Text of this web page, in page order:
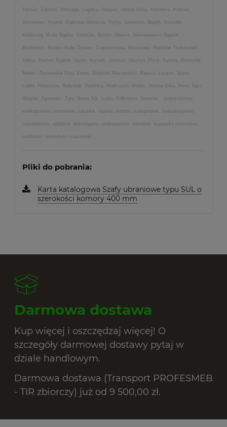
Tarnów, Zamość, Wrocław, Legnica, Głogów, Jelenia Góra, Katowice, Kraków,
Sosnowiec, Rybnik, Dąbrowa Górnicza, Tychy, Jaworzno, Słupsk, Koszalin,
Kołobrzeg, Ruda Śląska, Chorzów, Bytom, Gliwice, Siemianowice Śląskie,
Mysłowice, Bielsko Biała, Żywiec, Częstochowa, Warszawa, Piotrków Trybunalski,
Kielce, Radom, Rybnik, Opole, Poznań, Gdańsk, Olsztyn, Płock, Tarnów, Rzeszów,
Mielec, Tarnowskie Góry, Konin, Grodzisk Mazowiecki, Rawicz, Leszno, Sopot,
Lublin, Piaseczno, Białystok, Świdnica, Wałbrzych, Mielec, Jelenia Góra, Nowy Sącz,
Głogów, Zgorzelec, Żary, Nowa Sól, Lubin, Polkowice, Gniezno, województwa:
wielkopolskie, pomorskie, lubuskie, śląskie, łódzkie, małopolskie, świętokrzyskie,
mazowieckie, opolskie, dolnośląskie, podkarpackie, lubelskie, kujawsko pomorskie,
podlaskie, warmińsko mazurskie.
Pliki do pobrania:
Karta katalogowa Szafy ubraniowe typu SUL o
szerokości komory 400 mm
Darmowa dostawa
Kup więcej i oszczędzaj więcej! O
szczegóły darmowej dostawy pytaj w
dziale handlowym.
Darmowa dostawa (Transport PROFESMEB
- TIR zbiorczy) już od 9 500,00 zł.